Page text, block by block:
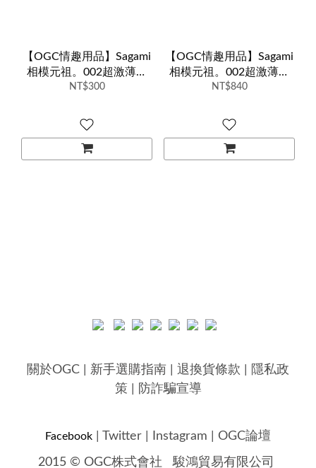
【OGC情趣用品】Sagami
相模元祖。002超激薄保
險套（L加大） 3片裝
NT$300
【OGC情趣用品】Sagami
相模元祖。002超激薄保
險套（L加大） 12片入
NT$840
關於OGC 新手選購指南 退換貨條款
隱私政
策
防詐騙宣導
Facebook Twitter Instagram OGC論壇
2015 © OGC株式會社駿鴻貿易有限公司